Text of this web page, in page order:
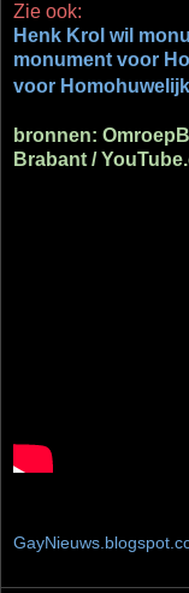
Zie ook:
Henk Krol wil
monument voor
voor Homohuwelijk
bronnen:
Brabant /